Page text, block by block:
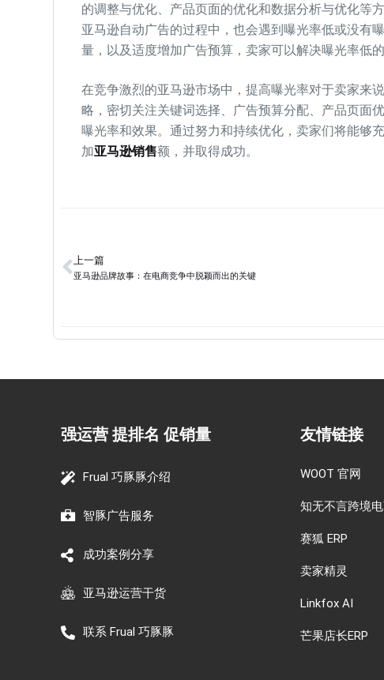
的调整与优化、产品页面的优化和数据分析与优化等
亚马逊自动广告的过程中，也会遇到曝光率低或没有
量，以及适度增加广告预算，卖家可以解决曝光率低
在竞争激烈的亚马逊市场中，提高曝光率对于卖家来
略，密切关注关键词选择、广告预算分配、产品页面
曝光率和效果。通过努力和持续优化，卖家们将能够
加亚马逊销售额，并取得成功。
上一篇
亚马逊品牌故事：在电商竞争中脱颖而出的关键
强运营 提排名 促销量
Frual 巧豚豚介绍
智豚广告服务
成功案例分享
亚马逊运营干货
联系 Frual 巧豚豚
友情链接
WOOT 官网
知无不言跨境
赛狐 ERP
卖家精灵
Linkfox AI
芒果店长ERP